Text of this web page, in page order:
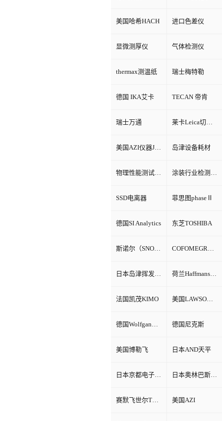
美国哈希HACH 进口色差仪
显微测厚仪 气体检测仪
thermax测温纸 瑞士梅特勒
德国 IKA艾卡 TECAN 帝肯
瑞士万通 莱卡Leica切片机和显微镜
美国AZI仪器Jerome环境检测仪器 岛津设备耗材
物理性能测试仪器 涂装行业检测设备
SSD电离器 菲思图phaseⅡ
德国SI Analytics 东芝TOSHIBA
斯诺尔（SNOL） COFOMEGRA盐雾腐蚀试验箱
日本岛津挥发性有机物VOC检测 荷兰Haffmans（哈夫曼）
法国凯茂KIMO 美国LAWSON劳森海默菲尔
德国Wolfgang Warmbier 德国尼克斯
美国博勒飞 日本AND天平
日本京都电子KEM 日本奥林巴斯Olympus
赛默飞世尔Thermo Fisher 美国AZI